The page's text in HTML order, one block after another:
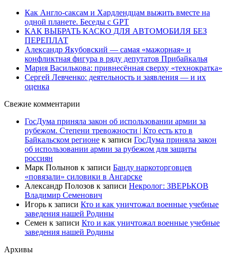
Как Англо-саксам и Хардлендцам выжить вместе на
одной планете. Беседы с GPT
КАК ВЫБРАТЬ КАСКО ДЛЯ АВТОМОБИЛЯ БЕЗ
ПЕРЕПЛАТ
Александр Якубовский — самая «мажорная» и
конфликтная фигура в ряду депутатов Прибайкалья
Мария Василькова: привнесённая сверху «технократка»
Сергей Левченко: деятельность и заявления — и их
оценка
Свежие комментарии
ГосДума приняла закон об использовании армии за
рубежом. Степени тревожности | Кто есть кто в
Байкальском регионе к записи ГосДума приняла закон
об использовании армии за рубежом для защиты
россиян
Марк Полынов к записи Банду наркоторговцев
«повязали» силовики в Ангарске
Александр Полозов к записи Некролог: ЗВЕРЬКОВ
Владимир Семенович
Игорь к записи Кто и как уничтожал военные учебные
заведения нашей Родины
Семен к записи Кто и как уничтожал военные учебные
заведения нашей Родины
Архивы